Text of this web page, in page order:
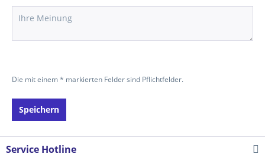
Die mit einem * markierten Felder sind Pflichtfelder.
Speichern
Service Hotline